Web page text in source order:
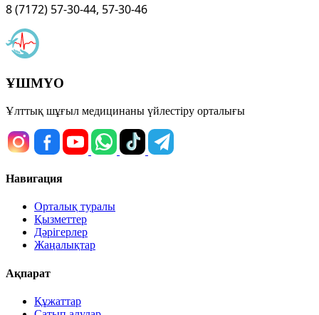
8 (7172) 57-30-44, 57-30-46
ҰШМҮО
Ұлттық шұғыл медицинаны үйлестіру орталығы
Навигация
Орталық туралы
Қызметтер
Дәрігерлер
Жаңалықтар
Ақпарат
Құжаттар